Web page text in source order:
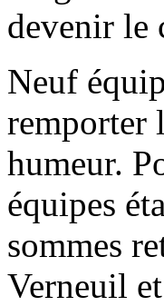
devenir le
Neuf
remporter
humeur.
équipes
sommes
Verneuil